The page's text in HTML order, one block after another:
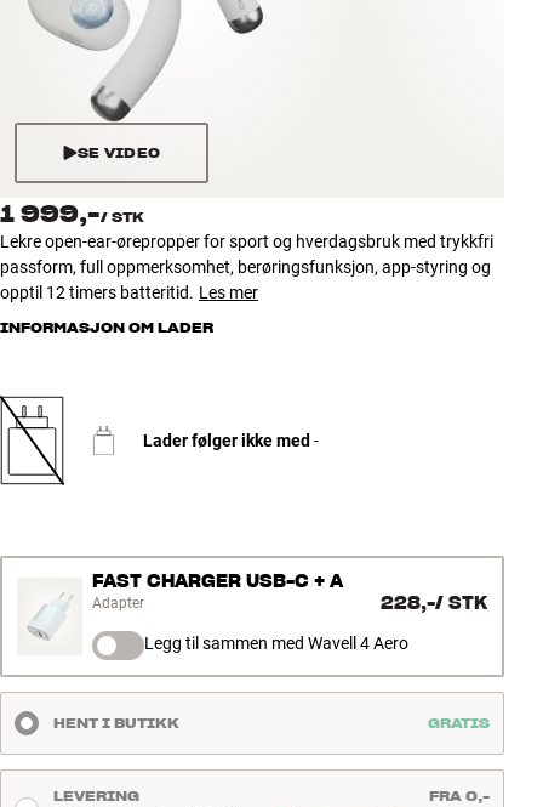
Tilbehør
INSPIRASJON
MERKER
NYHETER
TILBUD
Finn Butikk
Kundeservice
Bygg med lyd
SE VIDEO
1 999,-/ STK
Lekre open-ear-ørepropper for sport og hverdagsbruk med trykkfri
passform, full oppmerksomhet, berøringsfunksjon, app-styring og
opptil 12 timers batteritid. Les mer
INFORMASJON OM LADER
Lader følger ikke med-
FAST CHARGER USB-C + A
Adapter 228,-/ STK
Legg til sammen med Wavell 4 Aero
HENT I BUTIKK GRATIS
LEVERING FRA 0,-